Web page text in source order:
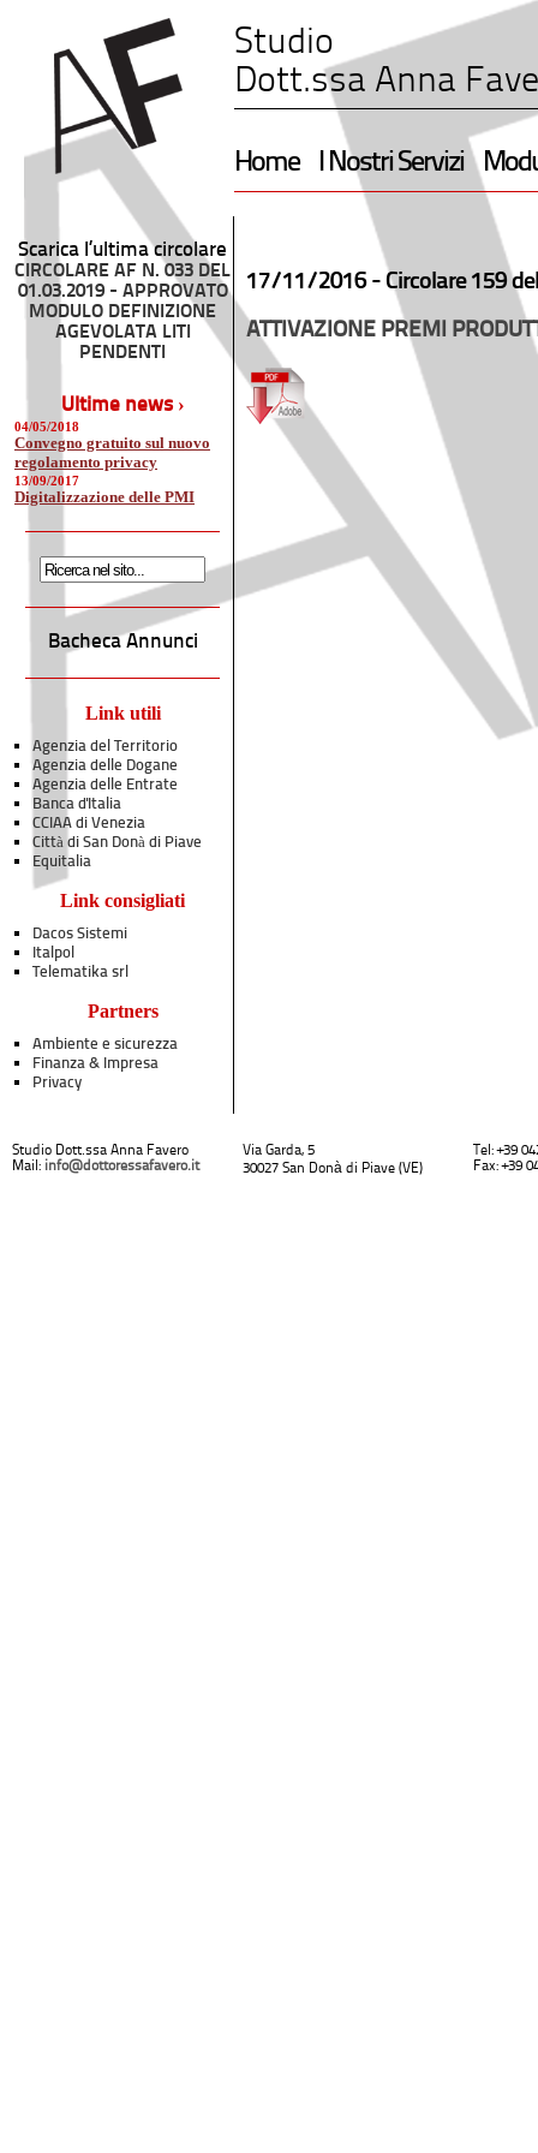
Studio
Dott.ssa Anna
Home I Nostri Servizi
Scarica l’ultima circolare
CIRCOLARE AF N. 033 DEL
01.03.2019 - APPROVATO
MODULO DEFINIZIONE
AGEVOLATA LITI
PENDENTI
Ultime news ›
04/05/2018
Convegno gratuito sul nuovo
regolamento privacy
13/09/2017
Digitalizzazione delle PMI
Bacheca Annunci
Link utili
Agenzia del Territorio
Agenzia delle Dogane
Agenzia delle Entrate
Banca d'Italia
CCIAA di Venezia
Città di San Donà di Piave
Equitalia
Link consigliati
Dacos Sistemi
Italpol
Telematika srl
Partners
Ambiente e sicurezza
Finanza & Impresa
Privacy
17/11/2016 - Circolare 159
ATTIVAZIONE PREMI
Studio Dott.ssa Anna Favero
Mail: info@dottoressafavero.it
Via Garda, 5
30027 San Donà di Piave (VE)
Tel: +39
Fax: +39